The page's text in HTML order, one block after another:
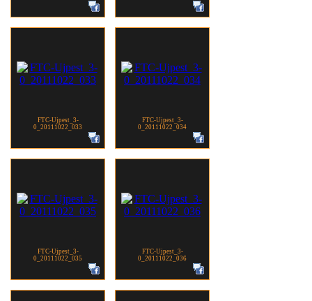
FTC-Ujpest_3-
0_20111022_033
FTC-Ujpest_3-
0_20111022_034
FTC-Ujpest_3-
0_20111022_035
FTC-Ujpest_3-
0_20111022_036